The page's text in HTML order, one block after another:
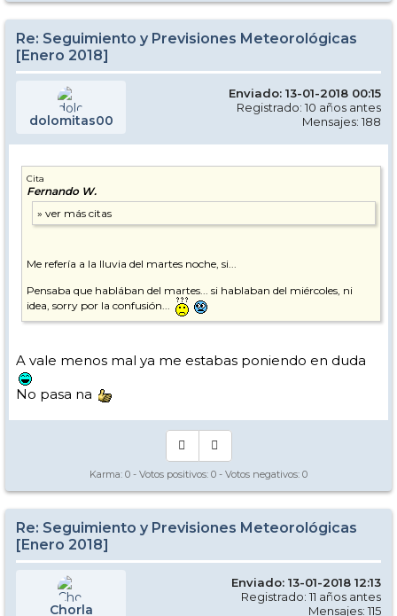
Re: Seguimiento y Previsiones Meteorológicas
[Enero 2018]
dolomitas00
Enviado: 13-01-2018 00:15
Registrado: 10 años antes
Mensajes: 188
Cita
Fernando W.
Me refería a la lluvia del martes noche, si...
Pensaba que hablában del martes... si hablaban del miércoles, ni
idea, sorry por la confusión...
A vale menos mal ya me estabas poniendo en duda
No pasa na
Karma: 0 - Votos positivos: 0 - Votos negativos: 0
Re: Seguimiento y Previsiones Meteorológicas
[Enero 2018]
Chorla
Enviado: 13-01-2018 12:13
Registrado: 11 años antes
Mensajes: 115